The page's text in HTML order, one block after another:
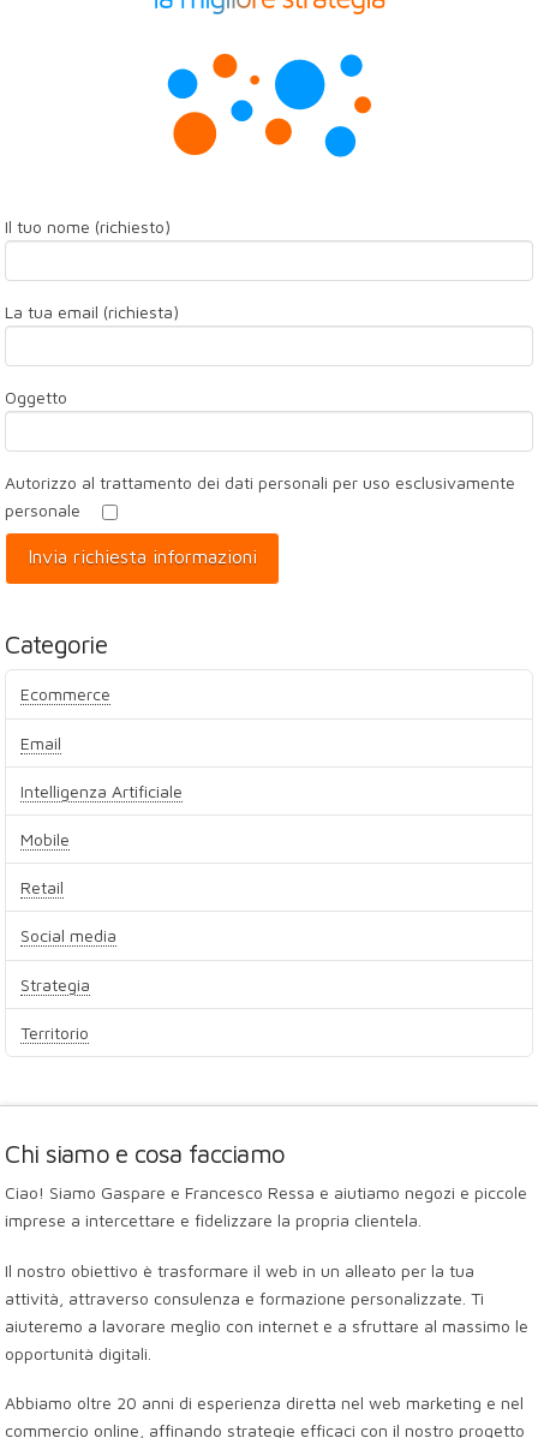
Il tuo nome (richiesto)
La tua email (richiesta)
Oggetto
Autorizzo al trattamento dei dati personali per uso esclusivamente
personale
Categorie
Ecommerce
Email
Intelligenza Artificiale
Mobile
Retail
Social media
Strategia
Territorio
Chi siamo e cosa facciamo
Ciao! Siamo Gaspare e Francesco Ressa e aiutiamo negozi e piccole
imprese a intercettare e fidelizzare la propria clientela.
Il nostro obiettivo è trasformare il web in un alleato per la tua
attività, attraverso consulenza e formazione personalizzate. Ti
aiuteremo a lavorare meglio con internet e a sfruttare al massimo le
opportunità digitali.
Abbiamo oltre 20 anni di esperienza diretta nel web marketing e nel
commercio online, affinando strategie efficaci con il nostro progetto